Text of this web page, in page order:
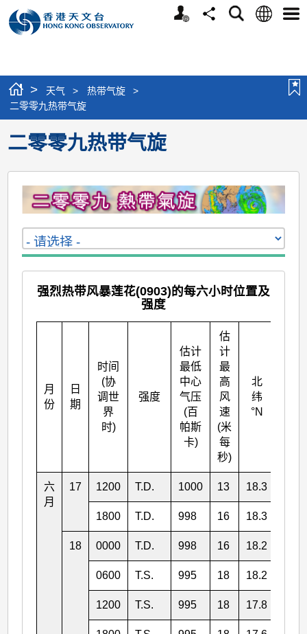
个
分
搜
语
选
> 天气 > 热带气旋
>
二零零九热带气旋
二零零九热带气旋
强烈热带风暴莲花(0903)的每六小时位置及
强度
月
份
日
期
时间
(协
调世
界
时)
强度
估计
最低
中心
气压
(百
帕斯
卡)
估
计
最
高
风
速
(米
每
秒)
北
纬
°N
六
月
17 1200 T.D. 1000 13 18.3
1800 T.D. 998 16 18.3
18 0000 T.D. 998 16 18.2
0600 T.S. 995 18 18.2
1200 T.S. 995 18 17.8